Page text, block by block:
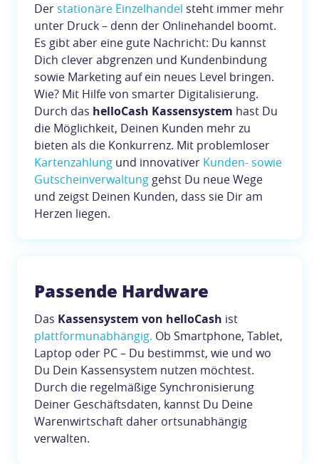
Derstationäre Einzelhandel steht immer mehr
unter Druck – denn der Onlinehandel boomt.
Es gibt aber eine gute Nachricht: Du kannst
Dich clever abgrenzen und Kundenbindung
sowie Marketing auf ein neues Level bringen.
Wie? Mit Hilfe von smarter Digitalisierung.
Durch das helloCash Kassensystem hast Du
die Möglichkeit, Deinen Kunden mehr zu
bieten als die Konkurrenz. Mit problemloser
Kartenzahlung und innovativer Kunden- sowie
Gutscheinverwaltung gehst Du neue Wege
und zeigst Deinen Kunden, dass sie Dir am
Herzen liegen.
Passende Hardware
Das Kassensystem von helloCash ist
plattformunabhängig. Ob Smartphone, Tablet,
Laptop oder PC – Du bestimmst, wie und wo
Du Dein Kassensystem nutzen möchtest.
Durch die regelmäßige Synchronisierung
Deiner Geschäftsdaten, kannst Du Deine
Warenwirtschaft daher ortsunabhängig
verwalten.